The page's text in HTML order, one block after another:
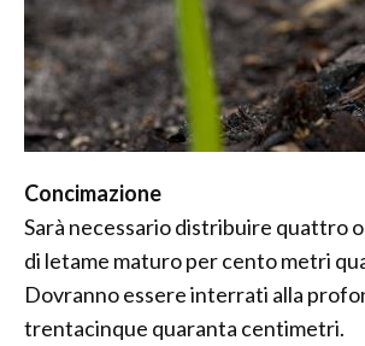
Concimazione
Sarà necessario distribuire quattro
di letame maturo per cento metri
Dovranno essere interrati alla
trentacinque quaranta centimetri.